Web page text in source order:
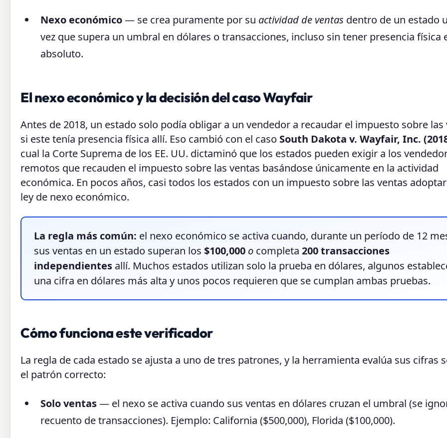
Nexo económico— se crea puramente por su actividad de ventas dentro de un estado
vez que supera un umbral en dólares o transacciones, incluso sin tener presencia física
absoluto.
El nexo económico y la decisión del caso Wayfair
Antes de 2018, un estado solo podía obligar a un vendedor a recaudar el impuesto sobre las
si este tenía presencia física allí. Eso cambió con el caso South Dakota v. Wayfair, Inc.
cual la Corte Suprema de los EE. UU. dictaminó que los estados pueden exigir a los
remotos que recauden el impuesto sobre las ventas basándose únicamente en la actividad
económica. En pocos años, casi todos los estados con un impuesto sobre las ventas
ley de nexo económico.
La regla más común: el nexo económico se activa cuando, durante un período de 12
sus ventas en un estado superan los $100,000 o completa 200 transacciones
independientes allí. Muchos estados utilizan solo la prueba en dólares, algunos
una cifra en dólares más alta y unos pocos requieren que se cumplan ambas pruebas.
Cómo funciona este verificador
La regla de cada estado se ajusta a uno de tres patrones, y la herramienta evalúa sus cifras
el patrón correcto:
Solo ventas— el nexo se activa cuando sus ventas en dólares cruzan el umbral (se
recuento de transacciones). Ejemplo: California ($500,000), Florida ($100,000).